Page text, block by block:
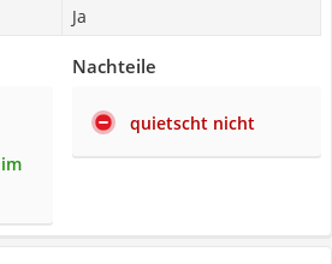
Ja
Nachteile
quietscht nicht